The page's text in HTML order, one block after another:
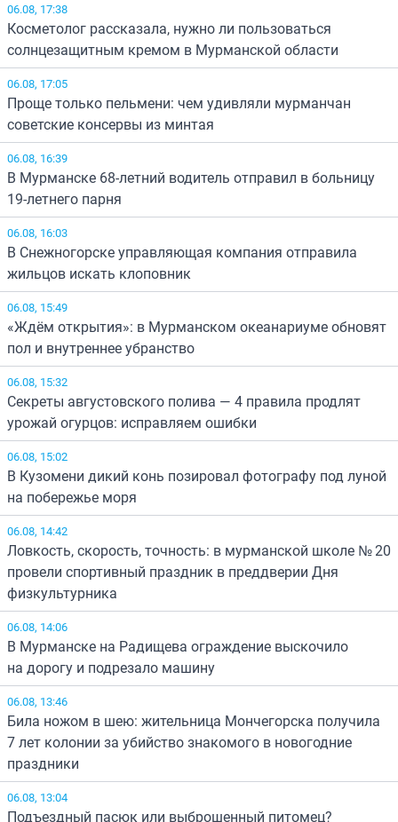
06.08, 17:38
Косметолог рассказала, нужно ли пользоваться
солнцезащитным кремом в Мурманской области
06.08, 17:05
Проще только пельмени: чем удивляли мурманчан
советские консервы из минтая
06.08, 16:39
В Мурманске 68-летний водитель отправил в больницу
19-летнего парня
06.08, 16:03
В Снежногорске управляющая компания отправила
жильцов искать клоповник
06.08, 15:49
«Ждём открытия»: в Мурманском океанариуме обновят
пол и внутреннее убранство
06.08, 15:32
Секреты августовского полива — 4 правила продлят
урожай огурцов: исправляем ошибки
06.08, 15:02
В Кузомени дикий конь позировал фотографу под луной
на побережье моря
06.08, 14:42
Ловкость, скорость, точность: в мурманской школе № 20
провели спортивный праздник в преддверии Дня
физкультурника
06.08, 14:06
В Мурманске на Радищева ограждение выскочило
на дорогу и подрезало машину
06.08, 13:46
Била ножом в шею: жительница Мончегорска получила
7 лет колонии за убийство знакомого в новогодние
праздники
06.08, 13:04
Подъездный пасюк или выброшенный питомец?